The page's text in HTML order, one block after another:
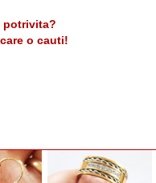
potrivita?
o cauti!